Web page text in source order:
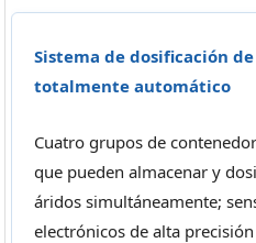
Sistema de dosificación
totalmente automático
Cuatro grupos de
que pueden almacenar y
áridos simultáneamente;
electrónicos de alta